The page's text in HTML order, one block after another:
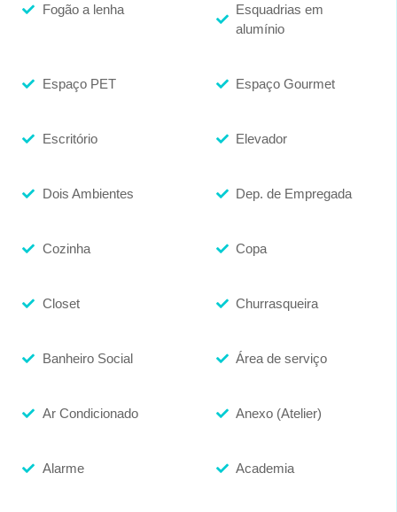
Fogão a lenha
Esquadrias em
alumínio
Espaço PET Espaço Gourmet
Escritório Elevador
Dois Ambientes Dep. de Empregada
Cozinha Copa
Closet Churrasqueira
Banheiro Social Área de serviço
Ar Condicionado Anexo (Atelier)
Alarme Academia